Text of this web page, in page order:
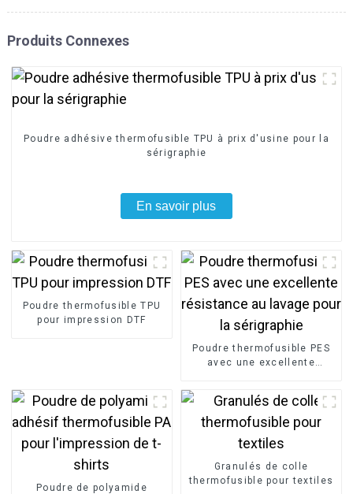
Produits Connexes
Poudre adhésive thermofusible TPU à prix d'usine pour la
sérigraphie
En savoir plus
Poudre thermofusible TPU
pour impression DTF
Poudre thermofusible PES
avec une excellente
Poudre de polyamide
Granulés de colle
thermofusible pour textiles